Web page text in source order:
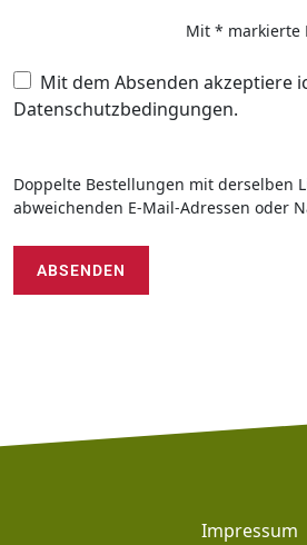
Mit * markierte
Mit dem Absenden akzeptiere
Datenschutzbedingungen.
Doppelte Bestellungen mit derselben
abweichenden E-Mail-Adressen oder
Impressum